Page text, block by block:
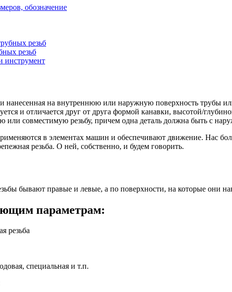
обозначение
резьб
резьб
инструмент
нанесенная на внутреннюю или наружную поверхность трубы
и отличается друг от друга формой канавки, высотой/
совместимую резьбу, причем одна деталь должна быть с
в элементах машин и обеспечивают движение. Нас
резьба. О ней, собственно, и будем говорить.
бывают правые и левые, а по поверхности, на которые они
параметрам:
резьба
специальная и т.п.